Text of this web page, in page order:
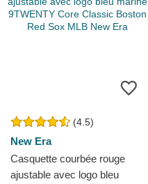
(4.5)
New Era
Casquette courbée rouge
ajustable avec logo bleu